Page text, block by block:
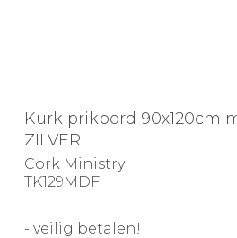
Kurk prikbord 90x120cm
ZILVER
Cork Ministry
TK129MDF
- veilig betalen!